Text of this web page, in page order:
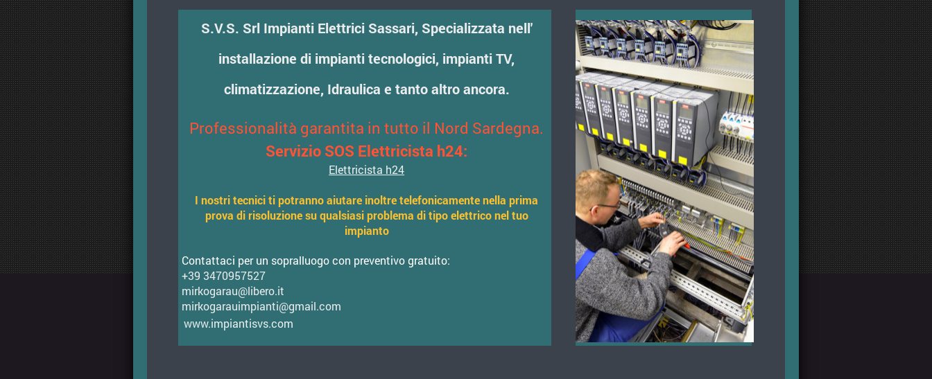
S.V.S. Srl Impianti Elettrici Sassari, Specializzata nell'
installazione di impianti tecnologici, impianti TV,
climatizzazione, Idraulica e tanto altro ancora.
Professionalità garantita in tutto il Nord Sardegna.
Servizio SOS Elettricista h24:
Elettricista h24
I nostri tecnici ti potranno aiutare inoltre telefonicamente nella prima
prova di risoluzione su qualsiasi problema di tipo elettrico nel tuo
impianto
Contattaci per un sopralluogo con preventivo gratuito:
+39 3470957527
mirkogarau@libero.it
mirkogarauimpianti@gmail.com
www.impiantisvs.com